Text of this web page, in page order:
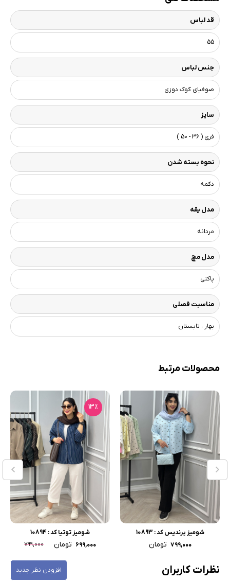
قد لباس
55
جنس لباس
صوفیای کوک دوزی
سایز
فری ( 36 - 50 )
نحوه بسته شدن
دکمه
مدل یقه
مردانه
مدل مچ
پاکتی
مناسبت فصلی
بهار ، تابستان
محصولات مرتبط
شومیز پرندیس کد : 10893
۷۹۹,۰۰۰ تومان
13٪
شومیز توتیا کد : 10894
۶۹۹,۰۰۰ تومان ۷۹۹,۰۰۰
نظرات کاربران افزودن نظر جدید